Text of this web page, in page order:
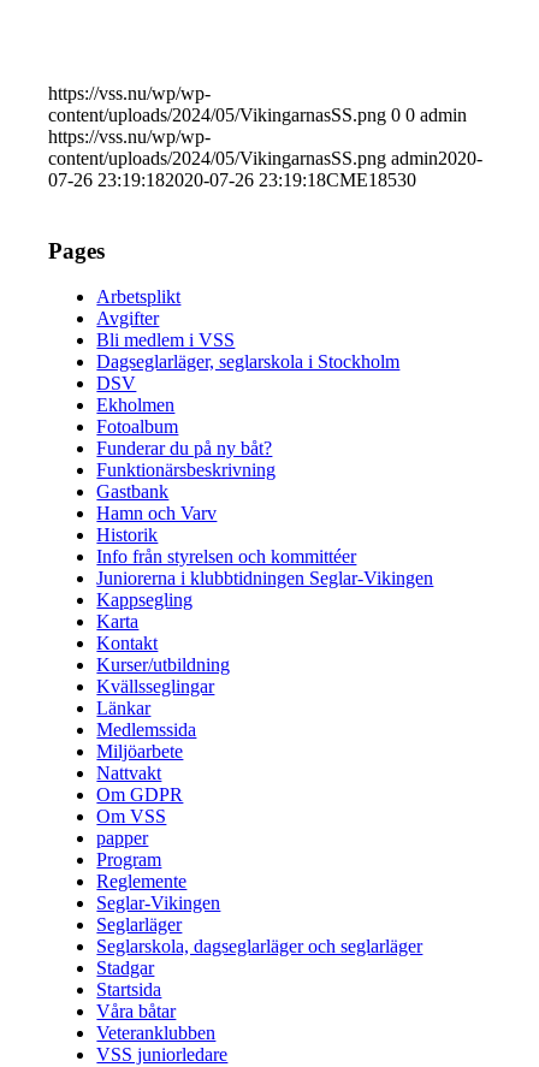
https://vss.nu/wp/wp-
content/uploads/2024/05/VikingarnasSS.png 0 0 admin
https://vss.nu/wp/wp-
content/uploads/2024/05/VikingarnasSS.png admin2020-
07-26 23:19:182020-07-26 23:19:18CME18530
Pages
Arbetsplikt
Avgifter
Bli medlem i VSS
Dagseglarläger, seglarskola i Stockholm
DSV
Ekholmen
Fotoalbum
Funderar du på ny båt?
Funktionärsbeskrivning
Gastbank
Hamn och Varv
Historik
Info från styrelsen och kommittéer
Juniorerna i klubbtidningen Seglar-Vikingen
Kappsegling
Karta
Kontakt
Kurser/utbildning
Kvällsseglingar
Länkar
Medlemssida
Miljöarbete
Nattvakt
Om GDPR
Om VSS
papper
Program
Reglemente
Seglar-Vikingen
Seglarläger
Seglarskola, dagseglarläger och seglarläger
Stadgar
Startsida
Våra båtar
Veteranklubben
VSS juniorledare